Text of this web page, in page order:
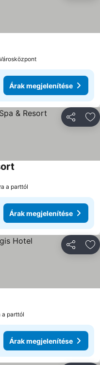
Árak megjelenítése
a parttól
Árak megjelenítése
a parttól
Árak megjelenítése